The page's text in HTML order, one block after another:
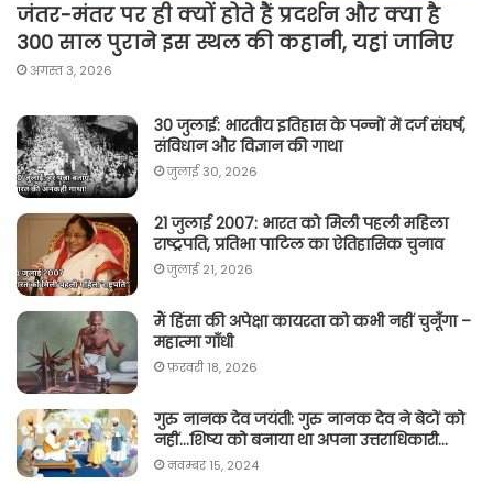
जंतर-मंतर पर ही क्यों होते हैं प्रदर्शन और क्या है
300 साल पुराने इस स्थल की कहानी, यहां जानिए
अगस्त 3, 2026
30 जुलाई: भारतीय इतिहास के पन्नों में दर्ज संघर्ष,
संविधान और विज्ञान की गाथा
जुलाई 30, 2026
21 जुलाई 2007: भारत को मिली पहली महिला
राष्ट्रपति, प्रतिभा पाटिल का ऐतिहासिक चुनाव
जुलाई 21, 2026
मैं हिंसा की अपेक्षा कायरता को कभी नहीं चुनूँगा –
महात्मा गाँधी
फ़रवरी 18, 2026
गुरु नानक देव जयंती: गुरु नानक देव ने बेटों को
नहीं…शिष्य को बनाया था अपना उत्तराधिकारी…
नवम्बर 15, 2024